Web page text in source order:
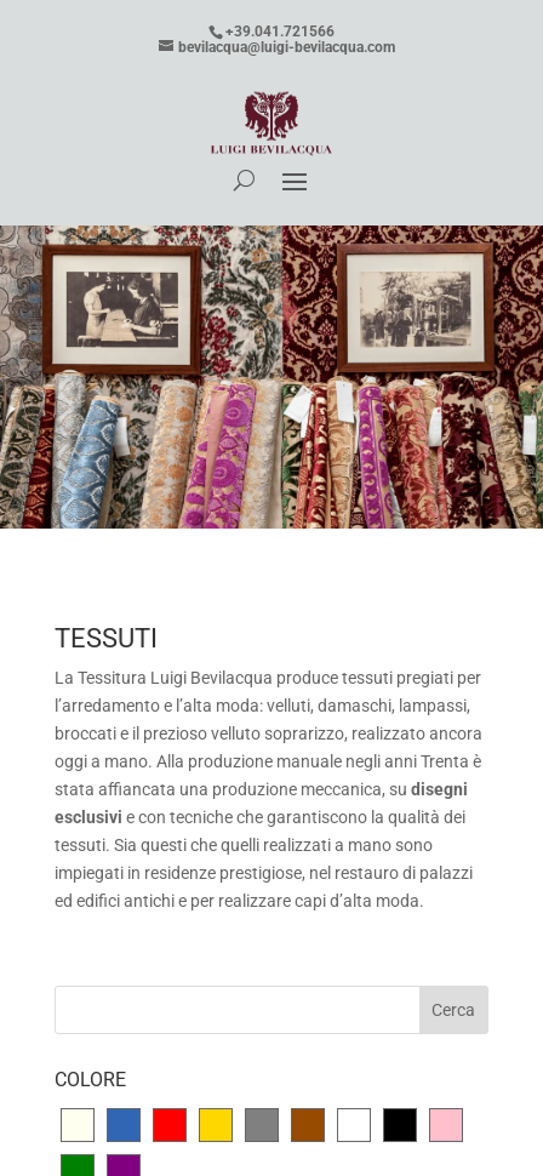
+39.041.721566
bevilacqua@luigi-bevilacqua.com
TESSUTI
La Tessitura Luigi Bevilacqua produce tessuti pregiati per
l’arredamento e l’alta moda: velluti, damaschi, lampassi,
broccati e il prezioso velluto soprarizzo, realizzato ancora
oggi a mano. Alla produzione manuale negli anni Trenta è
stata affiancata una produzione meccanica, su disegni
esclusivi e con tecniche che garantiscono la qualità dei
tessuti. Sia questi che quelli realizzati a mano sono
impiegati in residenze prestigiose, nel restauro di palazzi
ed edifici antichi e per realizzare capi d’alta moda.
COLORE